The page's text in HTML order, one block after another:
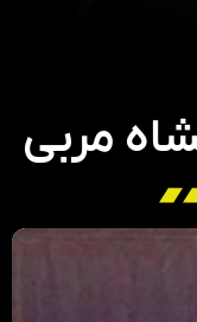
مربی